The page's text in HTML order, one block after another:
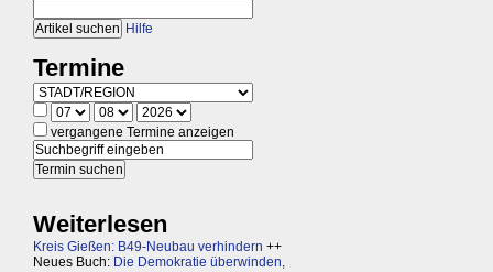
Hilfe
Termine
vergangene Termine anzeigen
Weiterlesen
Kreis Gießen: B49-Neubau verhindern ++
Neues Buch: Die Demokratie überwinden,